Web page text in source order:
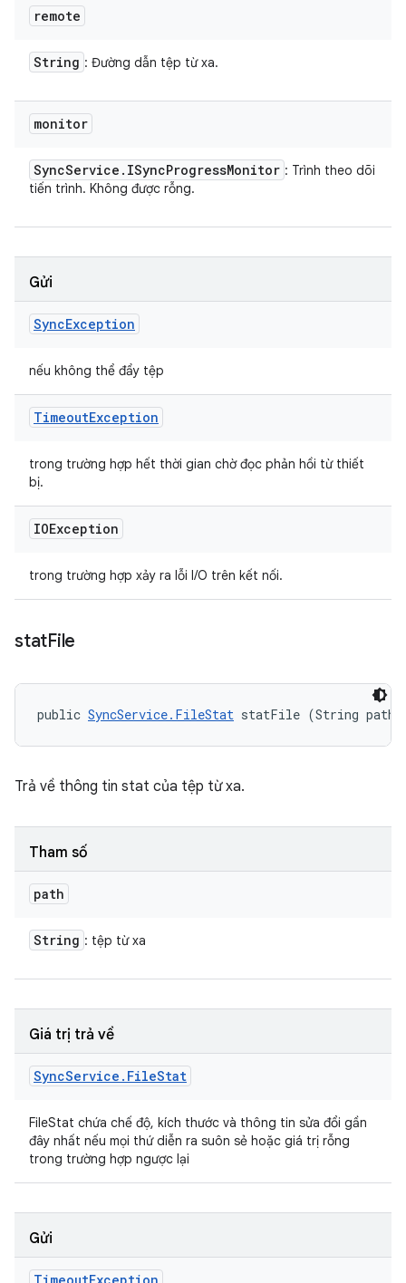
remote
String : Đường dẫn tệp từ xa.
monitor
SyncService . ISyncProgressMonitor : Trình theo dõi
tiến trình. Không được rỗng.
Gửi
SyncException
nếu không thể đẩy tệp
TimeoutException
trong trường hợp hết thời gian chờ đọc phản hồi từ thiết
bị.
IOException
trong trường hợp xảy ra lỗi I/O trên kết nối.
statFile
public SyncService.FileStat statFile (String path)
Trả về thông tin stat của tệp từ xa.
Tham số
path
String : tệp từ xa
Giá trị trả về
SyncService . FileStat
FileStat chứa chế độ, kích thước và thông tin sửa đổi gần
đây nhất nếu mọi thứ diễn ra suôn sẻ hoặc giá trị rỗng
trong trường hợp ngược lại
Gửi